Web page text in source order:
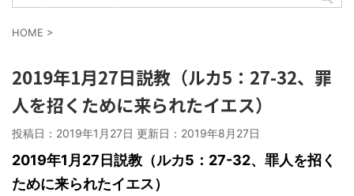
HOME >
2019年1月27日説教（ルカ5：27-32、罪
人を招くために来られたイエス）
投稿日：2019年1月27日 更新日： 2019年8月27日
2019年1月27日説教（ルカ5：27-32、罪人を招く
ために来られたイエス）